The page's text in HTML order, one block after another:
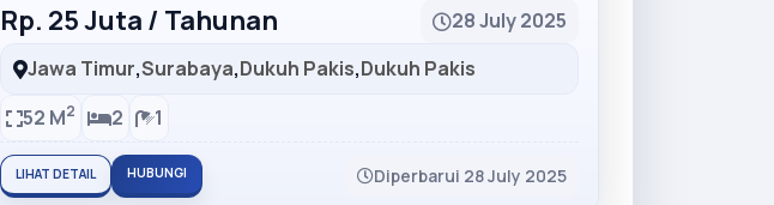
Rp. 25 Juta / Tahunan
28 July 2025
Jawa Timur,Surabaya,Dukuh Pakis,Dukuh Pakis
52 M2 2 1
LIHAT DETAIL HUBUNGI Diperbarui 28 July 2025